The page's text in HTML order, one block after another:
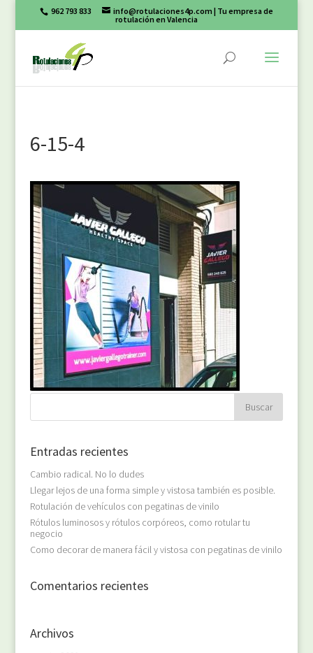
962 793 833 info@rotulaciones4p.com | Tu empresa de
rotulación en Valencia
6-15-4
Entradas recientes
Cambio radical. No lo dudes
Llegar lejos de una forma simple y vistosa también es posible.
Rotulación de vehículos con pegatinas de vinilo
Rótulos luminosos y rótulos corpóreos, como rotular tu
negocio
Como decorar de manera fácil y vistosa con pegatinas de vinilo
Comentarios recientes
Archivos